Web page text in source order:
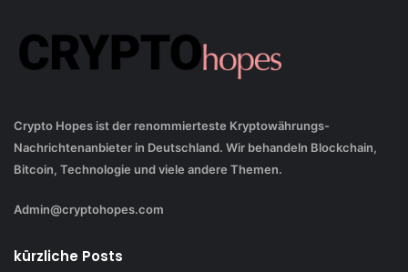
Crypto Hopes ist der renommierteste Kryptowährungs-
Nachrichtenanbieter in Deutschland. Wir behandeln Blockchain,
Bitcoin, Technologie und viele andere Themen.
Admin@cryptohopes.com
kürzliche Posts